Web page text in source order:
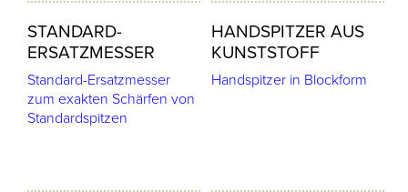
STANDARD-
ERSATZMESSER
Standard-Ersatzmesser
zum exakten Schärfen von
Standardspitzen
HANDSPITZER AUS
KUNSTSTOFF
Handspitzer in Blockform